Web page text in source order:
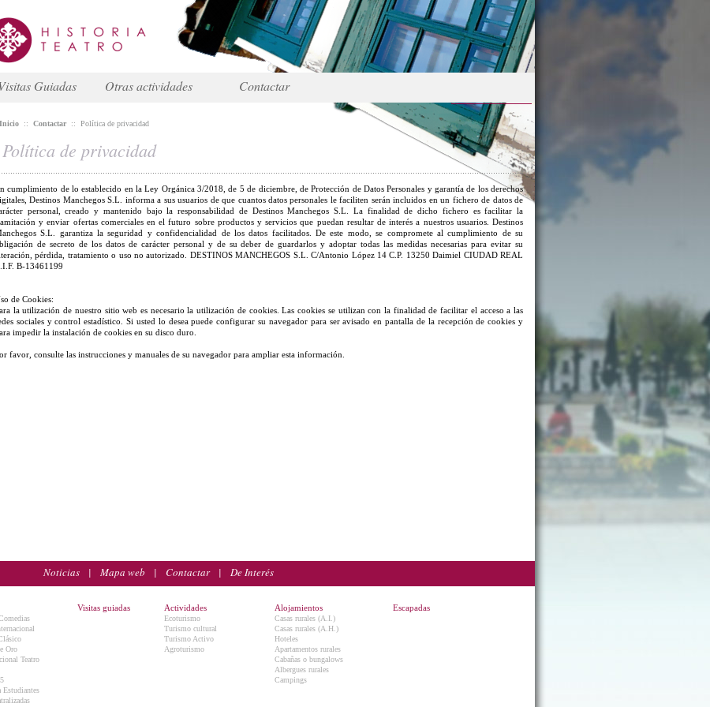
Guiadas Otras actividades Contactar
Inicio :: Contactar :: Política de privacidad
Política de privacidad
cumplimiento de lo establecido en la Ley Orgánica 3/2018, de 5 de diciembre, de Protección de Datos Personales y garantía de los derechos
Destinos Manchegos S.L. informa a sus usuarios de que cuantos datos personales le faciliten serán incluidos en un fichero de datos de
personal, creado y mantenido bajo la responsabilidad de Destinos Manchegos S.L. La finalidad de dicho fichero es facilitar la
y enviar ofertas comerciales en el futuro sobre productos y servicios que puedan resultar de interés a nuestros usuarios. Destinos
S.L. garantiza la seguridad y confidencialidad de los datos facilitados. De este modo, se compromete al cumplimiento de su
de secreto de los datos de carácter personal y de su deber de guardarlos y adoptar todas las medidas necesarias para evitar su
pérdida, tratamiento o uso no autorizado. DESTINOS MANCHEGOS S.L. C/Antonio López 14 C.P. 13250 Daimiel CIUDAD REAL
B-13461199
de Cookies:
la utilización de nuestro sitio web es necesario la utilización de cookies. Las cookies se utilizan con la finalidad de facilitar el acceso a las
sociales y control estadístico. Si usted lo desea puede configurar su navegador para ser avisado en pantalla de la recepción de cookies y
impedir la instalación de cookies en su disco duro.
favor, consulte las instrucciones y manuales de su navegador para ampliar esta información.
Noticias | Mapa web | Contactar| De Interés
Oro
Teatro
Estudiantes
Visitas guiadas Actividades
Ecoturismo
Turismo cultural
Turismo Activo
Agroturismo
Alojamientos
Casas rurales (A.I.)
Casas rurales (A.H.)
Hoteles
Apartamentos rurales
Cabañas o bungalows
Albergues rurales
Campings
Escapadas